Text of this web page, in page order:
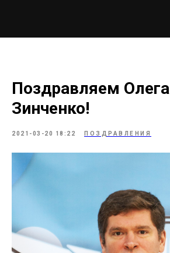
Поздравляем Олега
Зинченко!
2021-03-20 18:22 ПОЗДРАВЛЕНИЯ